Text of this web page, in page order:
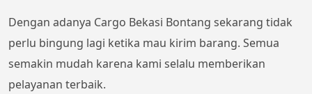
Dengan adanya Cargo Bekasi Bontang sekarang tidak
perlu bingung lagi ketika mau kirim barang. Semua
semakin mudah karena kami selalu memberikan
pelayanan terbaik.